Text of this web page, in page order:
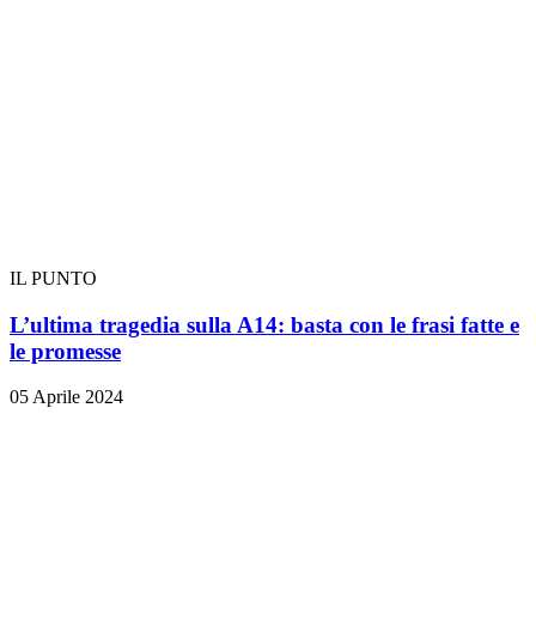
IL PUNTO
L’ultima tragedia sulla A14: basta con le frasi fatte e
le promesse
05 Aprile 2024